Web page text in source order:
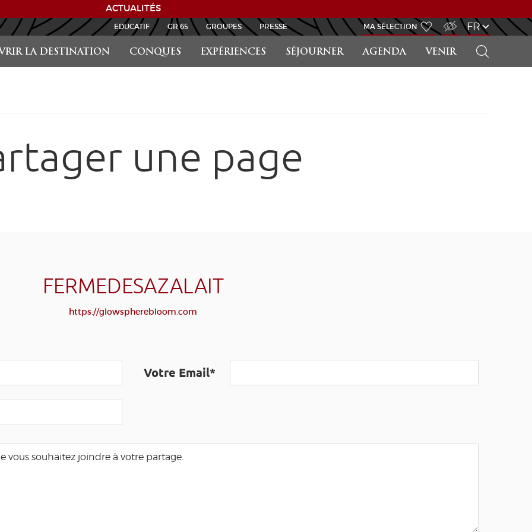
ACTUALITÉS
LA DESTINATION CONQUES EXPÉRIENCES SÉJOURNER AGENDA VENIR
EDUCATIF GR 65 GROUPES PRESSE MA SÉLECTION FR
une page
FERMEDESAZALAIT
https://glowspherebloom.com
Votre Email*